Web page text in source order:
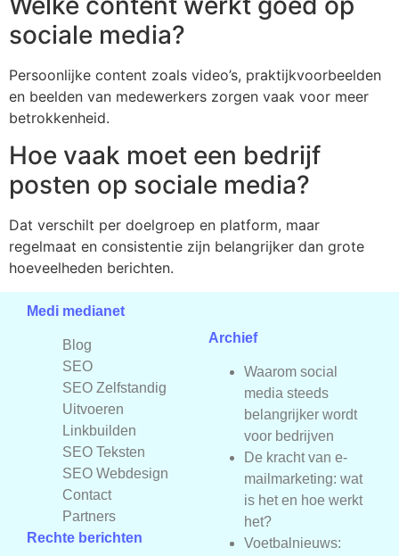
sociale media?
Persoonlijke content zoals video’s, praktijkvoorbeelden
en beelden van medewerkers zorgen vaak voor meer
betrokkenheid.
Hoe vaak moet een bedrijf
posten op sociale media?
Dat verschilt per doelgroep en platform, maar
regelmaat en consistentie zijn belangrijker dan grote
hoeveelheden berichten.
Medi medianet
Blog
SEO
SEO Zelfstandig
Uitvoeren
Linkbuilden
SEO Teksten
SEO Webdesign
Contact
Partners
Rechte berichten
Archief
Waarom social
media steeds
belangrijker wordt
voor bedrijven
De kracht van e-
mailmarketing: wat
is het en hoe werkt
het?
Voetbalnieuws: